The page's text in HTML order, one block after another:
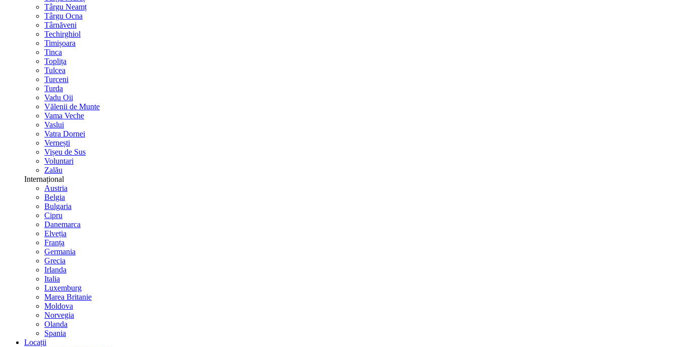
Târgu Neamț
Târgu Ocna
Târnăveni
Techirghiol
Timișoara
Tinca
Toplița
Tulcea
Turceni
Turda
Vadu Oii
Vălenii de Munte
Vama Veche
Vaslui
Vatra Dornei
Vernești
Vișeu de Sus
Voluntari
Zalău
Internațional
Austria
Belgia
Bulgaria
Cipru
Danemarca
Elveția
Franța
Germania
Grecia
Irlanda
Italia
Luxemburg
Marea Britanie
Moldova
Norvegia
Olanda
Spania
Locații